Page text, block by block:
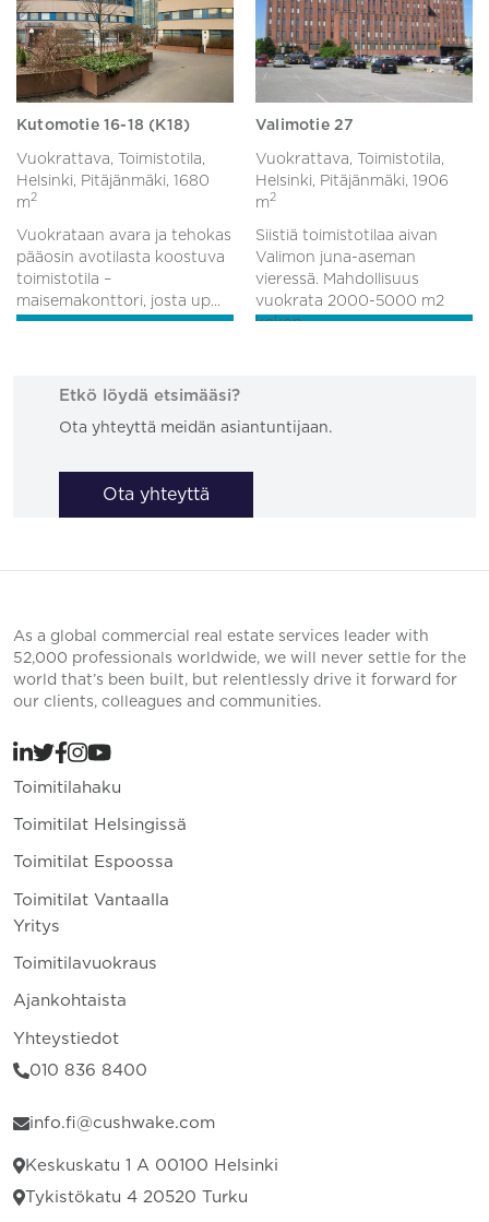
Kutomotie 16-18 (K18)
Vuokrattava, Toimistotila,
Helsinki, Pitäjänmäki, 1680
m2
Vuokrataan avara ja tehokas
pääosin avotilasta koostuva
toimistotila –
maisemakonttori, josta up...
Valimotie 27
Vuokrattava, Toimistotila,
Helsinki, Pitäjänmäki, 1906
m2
Siistiä toimistotilaa aivan
Valimon juna-aseman
vieressä. Mahdollisuus
vuokrata 2000-5000 m2
kokon...
Etkö löydä etsimääsi?
Ota yhteyttä meidän asiantuntijaan.
Ota yhteyttä
As a global commercial real estate services leader with
52,000 professionals worldwide, we will never settle for the
world that’s been built, but relentlessly drive it forward for
our clients, colleagues and communities.
Toimitilahaku
Toimitilat Helsingissä
Toimitilat Espoossa
Toimitilat Vantaalla
Yritys
Toimitilavuokraus
Ajankohtaista
Yhteystiedot
010 836 8400
info.fi@cushwake.com
Keskuskatu 1 A 00100 Helsinki
Tykistökatu 4 20520 Turku